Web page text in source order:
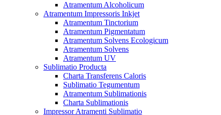
Atramentum Alcoholicum
Atramentum Impressoris Inkjet
Atramentum Tinctorium
Atramentum Pigmentatum
Atramentum Solvens Ecologicum
Atramentum Solvens
Atramentum UV
Sublimatio Producta
Charta Transferens Caloris
Sublimatio Tegumentum
Atramentum Sublimationis
Charta Sublimationis
Impressor Atramenti Sublimatio